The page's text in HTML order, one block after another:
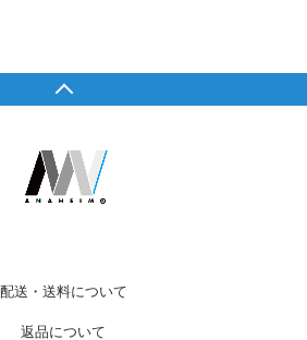
配送・送料について
返品について